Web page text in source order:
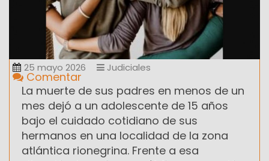
25 mayo 2026 Judiciales
Comentar
La muerte de sus padres en menos de un
mes dejó a un adolescente de 15 años
bajo el cuidado cotidiano de sus
hermanos en una localidad de la zona
atlántica rionegrina. Frente a esa